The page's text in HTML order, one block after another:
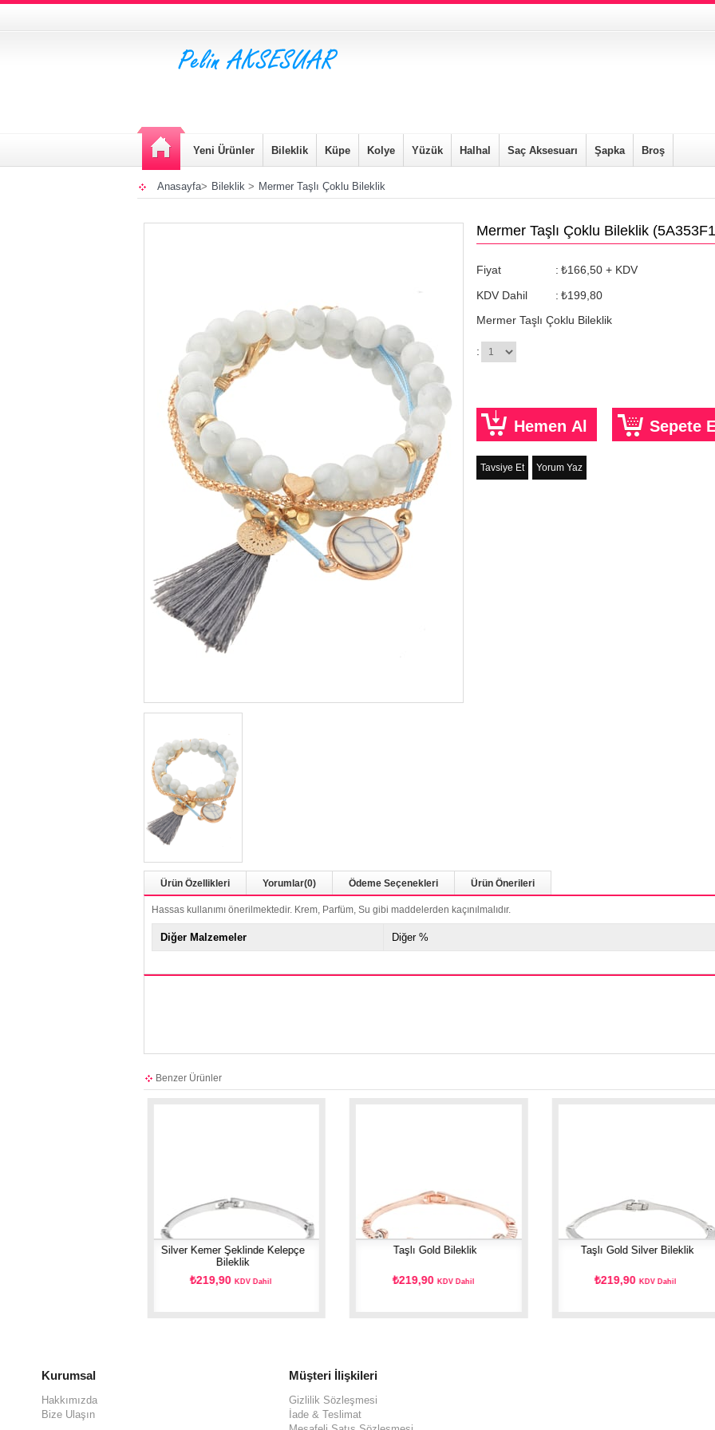
Yeni Ürünler Bileklik Küpe Kolye Yüzük Halhal Saç Aksesuarı Şapka Broş
Anasayfa> Bileklik > Mermer Taşlı Çoklu Bileklik
Mermer Taşlı Çoklu Bileklik
Fiyat : ₺166,50+ KDV
KDV Dahil
: ₺199,80
Mermer Taşlı Çoklu Bileklik
:
Tavsiye Et Yorum Yaz
Ürün Özellikleri Yorumlar(0) Ödeme Seçenekleri Ürün Önerileri
Hassas kullanımı önerilmektedir. Krem, Parfüm, Su gibi maddelerden kaçınılmalıdır.
Diğer Malzemeler Diğer %
Benzer Ürünler
Silver Kemer Şeklinde Kelepçe
Bileklik
₺219,90 KDV Dahil
Taşlı Gold Bileklik
₺219,90KDV Dahil
Taşlı Gold Silver Bileklik
₺219,90 KDV Dahil
Kurumsal
Hakkımızda
Bize Ulaşın
Müşteri İlişkileri
Gizlilik Sözleşmesi
İade & Teslimat